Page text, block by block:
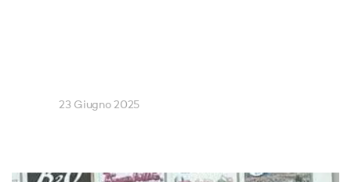
23 Giugno 2025